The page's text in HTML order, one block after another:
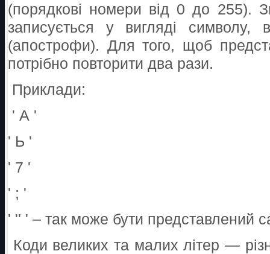
(порядкові номери від 0 до 255).
записується у вигляді символу,
(апострофи). Для того, щоб
потрібно повторити два рази.
Приклади:
' А '
' Ь '
' 7 '
' ; '
' '' ' – так може бути представлений
Коди великих та малих літер —